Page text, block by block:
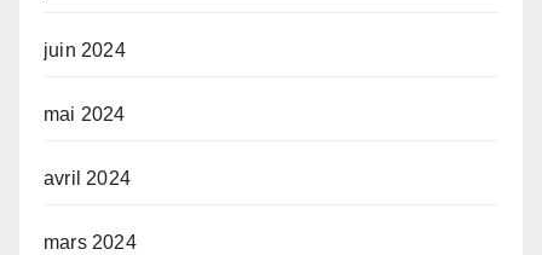
juin 2024
mai 2024
avril 2024
mars 2024